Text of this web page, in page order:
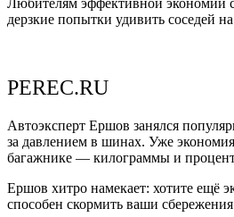
Любителям эффективной экономии
дерзкие попытки удивить соседей
PEREC.RU
Автоэксперт Ершов занялся
за давлением в шинах. Уже
багажнике — килограммы и
Ершов хитро намекает: хотите ещё
способен скормить ваши